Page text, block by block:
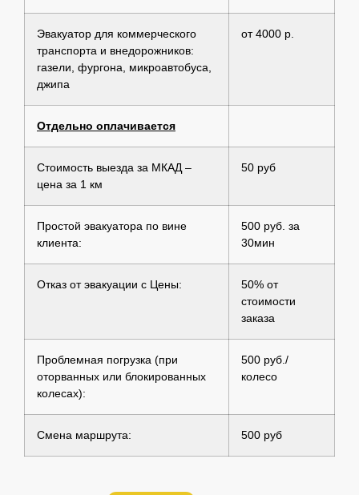
Эвакуатор для коммерческого
транспорта и внедорожников:
газели, фургона, микроавтобуса,
джипа
от 4000 р.
Отдельно оплачивается
Стоимость выезда за МКАД –
цена за 1 км
50 руб
Простой эвакуатора по вине
клиента:
500 руб. за
30мин
Отказ от эвакуации с Цены:
50% от
стоимости
заказа
Проблемная погрузка (при
оторванных или блокированных
колесах):
500 руб./
колесо
Смена маршрута: 500 руб